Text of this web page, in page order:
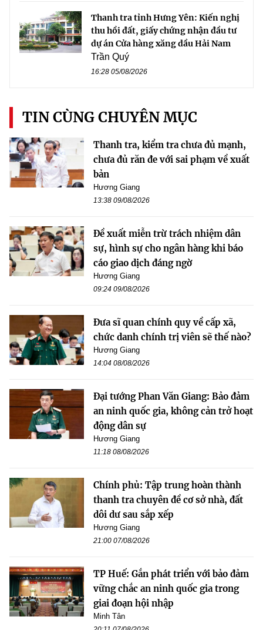
Thanh tra tỉnh Hưng Yên: Kiến nghị
thu hồi đất, giấy chứng nhận đầu tư
dự án Cửa hàng xăng dầu Hải Nam
Trần Quý
16:28 05/08/2026
TIN CÙNG CHUYÊN MỤC
Thanh tra, kiểm tra chưa đủ mạnh,
chưa đủ răn đe với sai phạm về xuất
bản
Hương Giang
13:38 09/08/2026
Đề xuất miễn trừ trách nhiệm dân
sự, hình sự cho ngân hàng khi báo
cáo giao dịch đáng ngờ
Hương Giang
09:24 09/08/2026
Đưa sĩ quan chính quy về cấp xã,
chức danh chính trị viên sẽ thế nào?
Hương Giang
14:04 08/08/2026
Đại tướng Phan Văn Giang: Bảo đảm
an ninh quốc gia, không cản trở hoạt
động dân sự
Hương Giang
11:18 08/08/2026
Chính phủ: Tập trung hoàn thành
thanh tra chuyên đề cơ sở nhà, đất
dôi dư sau sắp xếp
Hương Giang
21:00 07/08/2026
TP Huế: Gắn phát triển với bảo đảm
vững chắc an ninh quốc gia trong
giai đoạn hội nhập
Minh Tân